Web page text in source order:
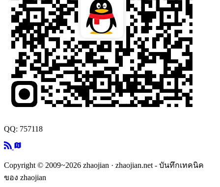
QQ: 757118
Copyright © 2009~2026 zhaojian · zhaojian.net - บันทึกเทคนิค
ของ zhaojian